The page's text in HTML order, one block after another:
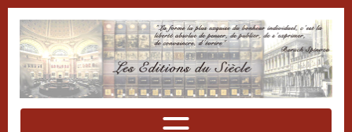
Aller à la navigation
Aller au contenu